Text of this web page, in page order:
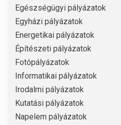
Egészségügyi pályázatok
Egyházi pályázatok
Energetikai pályázatok
Építészeti pályázatok
Fotópályázatok
Informatikai pályázatok
Irodalmi pályázatok
Kutatási pályázatok
Napelem pályázatok